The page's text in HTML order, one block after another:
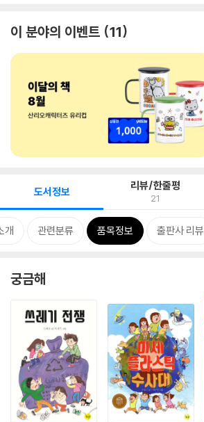
이 분야의 이벤트 11
도서정보 리뷰/한줄평
21
개 관련분류 품목정보 출판사 리뷰
궁금해